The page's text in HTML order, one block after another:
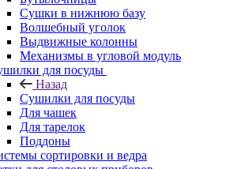
Сушки в нижнюю базу
Волшебный уголок
Выдвижные колонны
Механизмы в угловой модуль
для посуды
Назад
Сушилки для посуды
Для чашек
Для тарелок
Поддоны
сортировки и ведра